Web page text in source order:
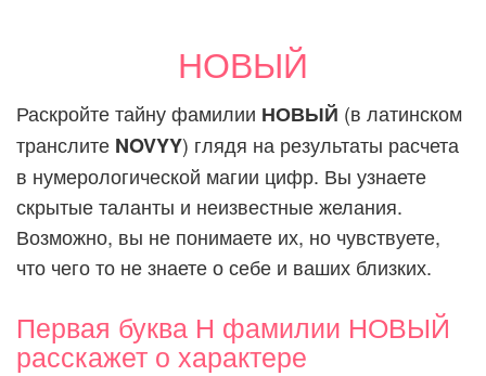
НОВЫЙ
Раскройте тайну фамилии НОВЫЙ (в латинском
транслите NOVYY) глядя на результаты расчета
в нумерологической магии цифр. Вы узнаете
скрытые таланты и неизвестные желания.
Возможно, вы не понимаете их, но чувствуете,
что чего то не знаете о себе и ваших близких.
Первая буква Н фамилии НОВЫЙ
расскажет о характере